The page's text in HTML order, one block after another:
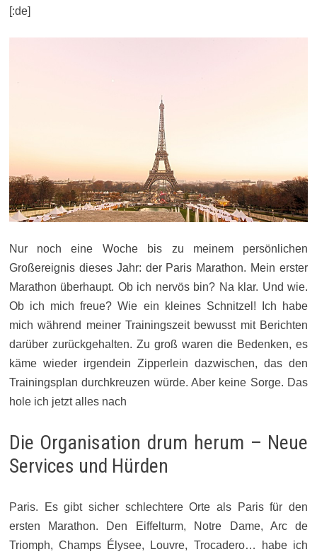
[:de]
Nur noch eine Woche bis zu meinem persönlichen
Großereignis dieses Jahr: der Paris Marathon. Mein erster
Marathon überhaupt. Ob ich nervös bin? Na klar. Und wie.
Ob ich mich freue? Wie ein kleines Schnitzel! Ich habe
mich während meiner Trainingszeit bewusst mit Berichten
darüber zurückgehalten. Zu groß waren die Bedenken, es
käme wieder irgendein Zipperlein dazwischen, das den
Trainingsplan durchkreuzen würde. Aber keine Sorge. Das
hole ich jetzt alles nach
Die Organisation drum herum – Neue
Services und Hürden
Paris. Es gibt sicher schlechtere Orte als Paris für den
ersten Marathon. Den Eiffelturm, Notre Dame, Arc de
Triomph, Champs Élysee, Louvre, Trocadero… habe ich